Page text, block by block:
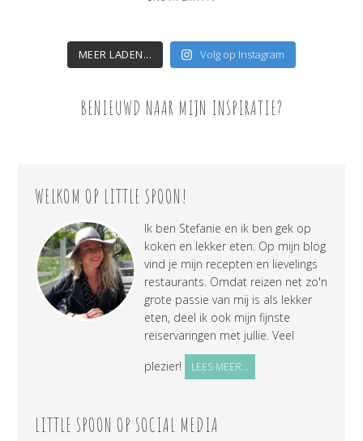
MEER LADEN... Volg op Instagram
BENIEUWD NAAR MIJN INSPIRATIE?
WELKOM OP LITTLE SPOON!
Ik ben Stefanie en ik ben gek op
koken en lekker eten. Op mijn blog
vind je mijn recepten en lievelings
restaurants. Omdat reizen net zo'n
grote passie van mij is als lekker
eten, deel ik ook mijn fijnste
reiservaringen met jullie. Veel
plezier!
LEES MEER...
LITTLE SPOON OP SOCIAL MEDIA